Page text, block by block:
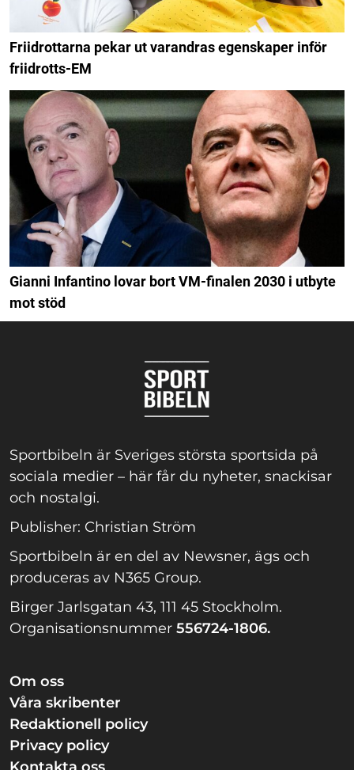
Friidrottarna pekar ut varandras egenskaper inför
friidrotts-EM
Gianni Infantino lovar bort VM-finalen 2030 i utbyte
mot stöd
Sportbibeln är Sveriges största sportsida på
sociala medier – här får du nyheter, snackisar
och nostalgi.
Publisher: Christian Ström
Sportbibeln är en del av Newsner, ägs och
produceras av N365 Group.
Birger Jarlsgatan 43, 111 45 Stockholm.
Organisationsnummer 556724-1806.
Om oss
Våra skribenter
Redaktionell policy
Privacy policy